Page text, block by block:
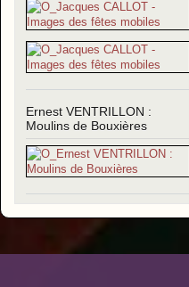
Ernest VENTRILLON :
Moulins de Bouxières